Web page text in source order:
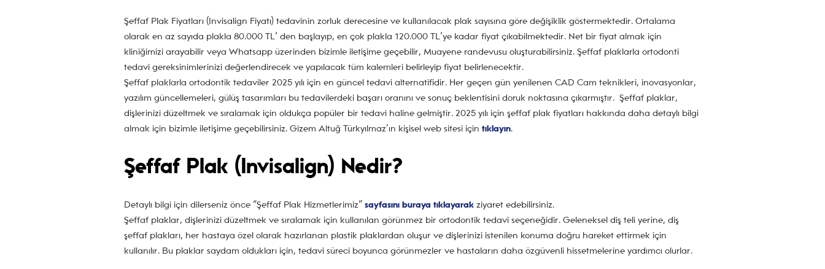
Şeffaf Plak Fiyatları (Invisalign Fiyatı) tedavinin zorluk derecesine ve kullanılacak plak sayısına göre değişiklik göstermektedir. Ortalama
olarak en az sayıda plakla 80.000 TL’ den başlayıp, en çok plakla 120.000 TL’ye kadar fiyat çıkabilmektedir. Net bir fiyat almak için
kliniğimizi arayabilir veya Whatsapp üzerinden bizimle iletişime geçebilir, Muayene randevusu oluşturabilirsiniz. Şeffaf plaklarla ortodonti
tedavi gereksinimlerinizi değerlendirecek ve yapılacak tüm kalemleri belirleyip fiyat belirlenecektir.
Şeffaf plaklarla ortodontik tedaviler 2025 yılı için en güncel tedavi alternatifidir. Her geçen gün yenilenen CAD Cam teknikleri, inovasyonlar,
yazılım güncellemeleri, gülüş tasarımları bu tedavilerdeki başarı oranını ve sonuç beklentisini doruk noktasına çıkarmıştır. Şeffaf plaklar,
dişlerinizi düzeltmek ve sıralamak için oldukça popüler bir tedavi haline gelmiştir. 2025 yılı için şeffaf plak fiyatları hakkında daha detaylı bilgi
almak için bizimle iletişime geçebilirsiniz. Gizem Altuğ Türkyılmaz’ın kişisel web sitesi için tıklayın.
Şeffaf Plak (Invisalign) Nedir?
Detaylı bilgi için dilerseniz önce “Şeffaf Plak Hizmetlerimiz” sayfasını buraya tıklayarak ziyaret edebilirsiniz.
Şeffaf plaklar, dişlerinizi düzeltmek ve sıralamak için kullanılan görünmez bir ortodontik tedavi seçeneğidir. Geleneksel diş teli yerine, diş
şeffaf plakları, her hastaya özel olarak hazırlanan plastik plaklardan oluşur ve dişlerinizi istenilen konuma doğru hareket ettirmek için
kullanılır. Bu plaklar saydam oldukları için, tedavi süreci boyunca görünmezler ve hastaların daha özgüvenli hissetmelerine yardımcı olurlar.